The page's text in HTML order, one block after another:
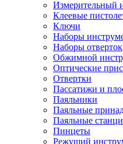
Измерительный
Клеевые
Ключи
Наборы
Наборы отверток
Обжимной
Оптические
Отвертки
Пассатижи и
Паяльники
Паяльные
Паяльные
Пинцеты
Режущий